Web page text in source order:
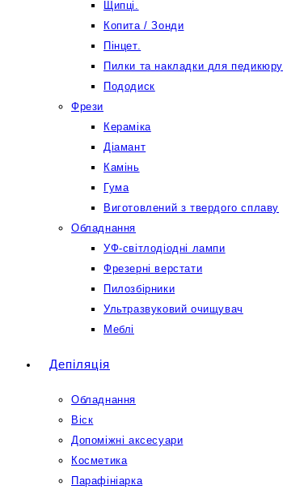
Щипці.
Копита / Зонди
Пінцет.
Пилки та накладки для педикюру
Пододиск
Фрези
Кераміка
Діамант
Камінь
Гума
Виготовлений з твердого сплаву
Обладнання
УФ-світлодіодні лампи
Фрезерні верстати
Пилозбірники
Ультразвуковий очищувач
Меблі
Депіляція
Обладнання
Віск
Допоміжні аксесуари
Косметика
Парафініарка